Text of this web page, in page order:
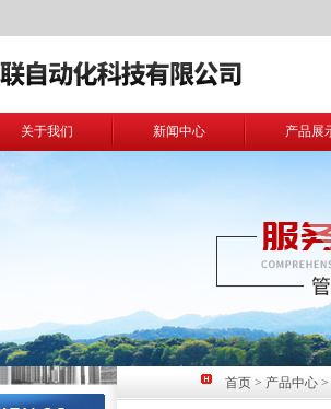
关于我们 新闻中心 产品展
首页 > 产品中心 >